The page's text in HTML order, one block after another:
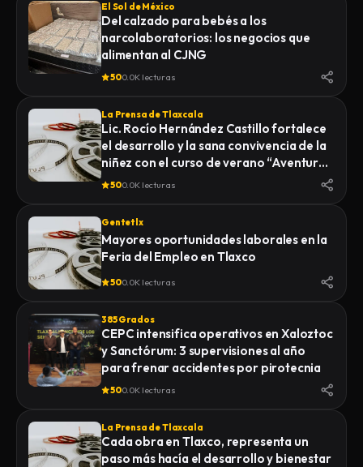
El Sol de México
Del calzado para bebés a los
narcolaboratorios: los negocios que
alimentan al CJNG
500.0K lecturas
La Prensa de Tlaxcala
Lic. Rocío Hernández Castillo fortalece
el desarrollo y la sana convivencia de la
niñez con el curso de verano “Aventuras
Diferentes”.
500.0K lecturas
Gentetlx
Mayores oportunidades laborales en la
Feria del Empleo en Tlaxco
500.0K lecturas
385 Grados
CEPC intensifica operativos en Xaloztoc
y Sanctórum: 3 supervisiones al año
para frenar accidentes por pirotecnia
500.0K lecturas
La Prensa de Tlaxcala
Cada obra en Tlaxco, representa un
paso más hacía el desarrollo y bienestar